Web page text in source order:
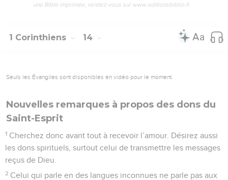
une Bible imprimée, rendez-vous sur www.editionsbiblio.fr
1 Corinthiens 14
Seuls les Évangiles sont disponibles en vidéo pour le moment.
Nouvelles remarques à propos des dons du
Saint-Esprit
1 Cherchez donc avant tout à recevoir l’amour. Désirez aussi
les dons spirituels, surtout celui de transmettre les messages
reçus de Dieu.
2 Celui qui parle en des langues inconnues ne parle pas aux